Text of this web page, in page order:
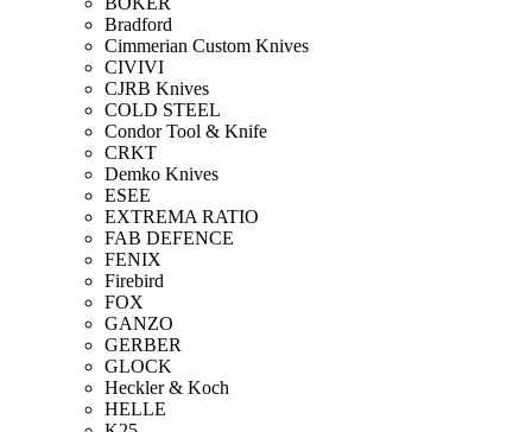
Bradford
Cimmerian Custom Knives
CIVIVI
CJRB Knives
COLD STEEL
Condor Tool & Knife
CRKT
Demko Knives
ESEE
EXTREMA RATIO
FAB DEFENCE
FENIX
Firebird
FOX
GANZO
GERBER
GLOCK
Heckler & Koch
HELLE